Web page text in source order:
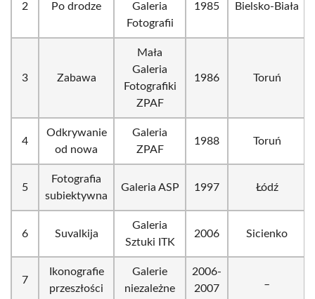
2 Po drodze
Galeria
Fotografii
1985 Bielsko-Biała
3 Zabawa
Mała
Galeria
Fotografiki
ZPAF
1986 Toruń
4
Odkrywanie
od nowa
Galeria
ZPAF
1988 Toruń
5
Fotografia
subiektywna
Galeria ASP 1997 Łódź
6 Suvalkija
Galeria
Sztuki ITK
2006 Sicienko
7
Ikonografie
przeszłości
Galerie
niezależne
2006-
2007